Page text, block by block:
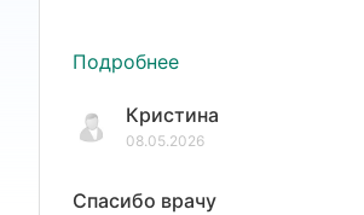
Подробнее
Кристина
08.05.2026
Спасибо врачу